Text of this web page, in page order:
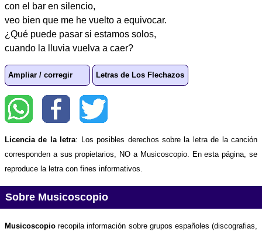
con el bar en silencio,
veo bien que me he vuelto a equivocar.
¿Qué puede pasar si estamos solos,
cuando la lluvia vuelva a caer?
Ampliar / corregir Letras de Los Flechazos
Licencia de la letra: Los posibles derechos sobre la letra de la canción
corresponden a sus propietarios, NO a Musicoscopio. En esta página, se
reproduce la letra con fines informativos.
Sobre Musicoscopio
Musicoscopio recopila información sobre grupos españoles (discografias,